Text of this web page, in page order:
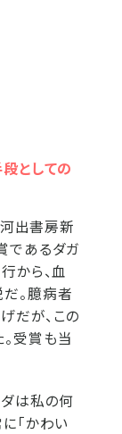
としての
河出書房新
であるダガ
から、血
。臆病者
だが、この
受賞も当
ダは私の何
「かわい